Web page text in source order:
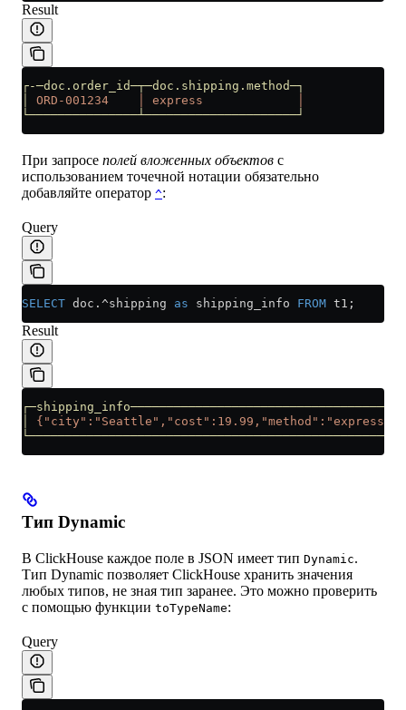
Result
┌-─doc.order_id─┬─doc.shipping.method─┐
ORD-001234 express
└───────────────┴─────────────────────┘
При запросе полей вложенных объектов с
использованием точечной нотации обязательно
добавляйте оператор ^:
Query
SELECT doc.^shipping as shipping_info FROM t1;
Result
{"city":"Seattle","cost":19.99,"method":"express"}
Тип Dynamic
В ClickHouse каждое поле в JSON имеет тип Dynamic.
Тип Dynamic позволяет ClickHouse хранить значения
любых типов, не зная тип заранее. Это можно проверить
с помощью функции toTypeName:
Query